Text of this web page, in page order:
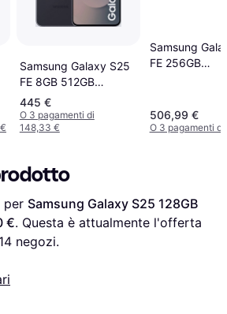
Samsung Galaxy S25
FE 8GB 512GB
Cellulare Nero
445 €
O 3 pagamenti di
148,33 €
Samsung
FE 256GB
506,99 €
O 3 pagamenti di
per Samsung Galaxy S25 128GB
€. Questa è attualmente l'offerta
14 negozi.